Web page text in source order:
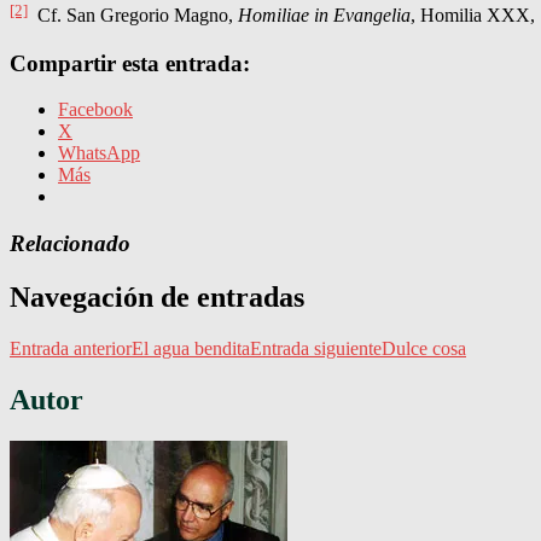
[2] Cf. San Gregorio Magno, Homiliae in Evangelia, Homilia XXX,
Compartir esta entrada:
Facebook
X
WhatsApp
Más
Relacionado
Navegación de entradas
Entrada anteriorEl agua benditaEntrada siguienteDulce cosa
Autor